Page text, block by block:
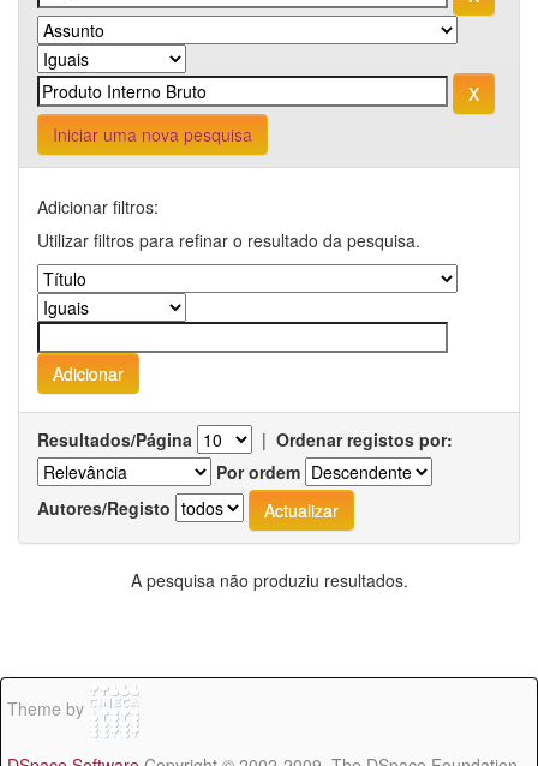
Iniciar uma nova pesquisa
Adicionar filtros:
Utilizar filtros para refinar o resultado da pesquisa.
Resultados/Página | Ordenar registos por:
Por ordem
Autores/Registo
A pesquisa não produziu resultados.
Theme by